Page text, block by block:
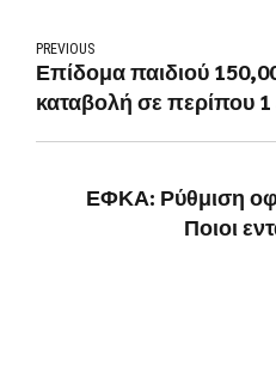
PREVIOUS
Επίδομα παιδιού
καταβολή σε περίπου 1
ΕΦΚΑ: Ρύθμιση
Ποιοι